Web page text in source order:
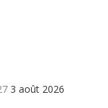
3 août 2026